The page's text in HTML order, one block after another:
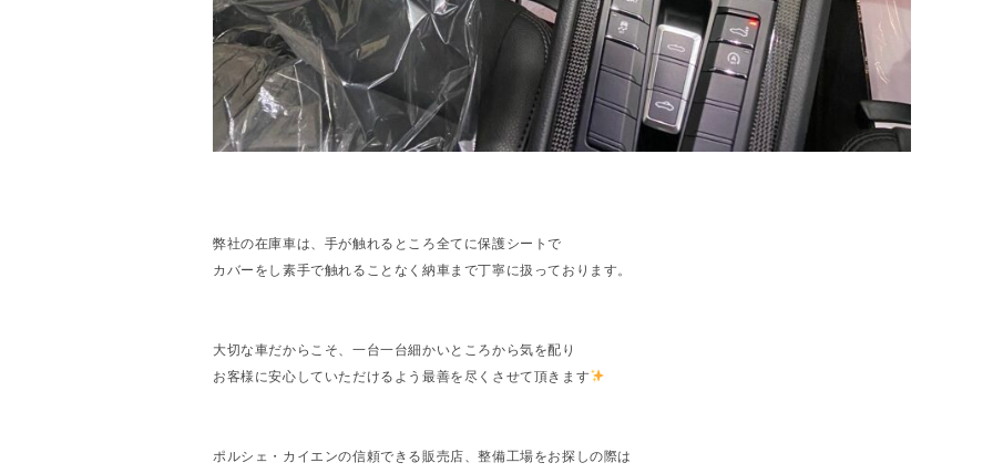
弊社の在庫車は、手が触れるところ全てに保護シートで
カバーをし素手で触れることなく納車まで丁寧に扱っております。
大切な車だからこそ、一台一台細かいところから気を配り
お客様に安心していただけるよう最善を尽くさせて頂きます
ポルシェ・カイエンの信頼できる販売店、整備工場をお探しの際は